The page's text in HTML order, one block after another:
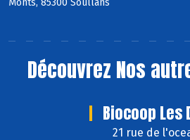
Monts, 85300 Soullans
Découvrez Nos
Biocoop Les
21 rue de